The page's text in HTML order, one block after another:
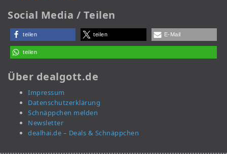
Social Media / Teilen
teilen teilen E-Mail
teilen
Über dealgott.de
Impressum
Datenschutzerklärung
Schnäppchen melden
Newsletter
dealhai.de – Deals & Schnäppchen